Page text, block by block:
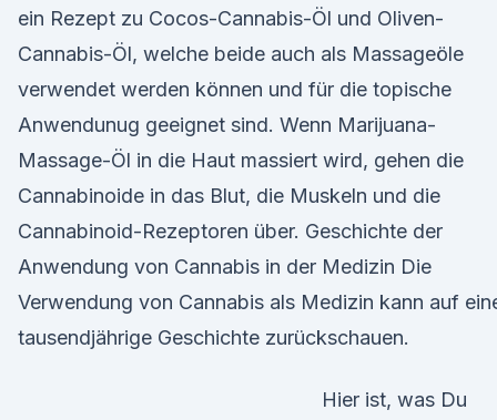
ein Rezept zu Cocos-Cannabis-Öl und Oliven-
Cannabis-Öl, welche beide auch als Massageöle
verwendet werden können und für die topische
Anwendunug geeignet sind. Wenn Marijuana-
Massage-Öl in die Haut massiert wird, gehen die
Cannabinoide in das Blut, die Muskeln und die
Cannabinoid-Rezeptoren über. Geschichte der
Anwendung von Cannabis in der Medizin Die
Verwendung von Cannabis als Medizin kann auf
tausendjährige Geschichte zurückschauen.
Hier ist, was Du